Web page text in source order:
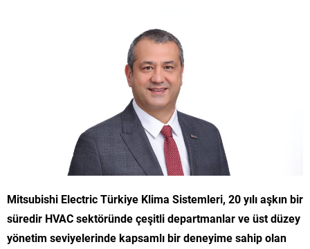
Mitsubishi Electric Türkiye Klima Sistemleri, 20 yılı aşkın bir
süredir HVAC sektöründe çeşitli departmanlar ve üst düzey
yönetim seviyelerinde kapsamlı bir deneyime sahip olan